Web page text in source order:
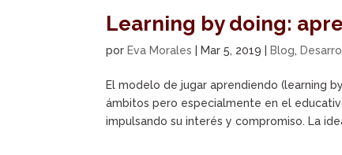
Learning by doing:
por Eva Morales Mar 5, 2019 Blog,
El modelo de jugar aprendiendo (learning
ámbitos pero especialmente en el
impulsando su interés y compromiso. La